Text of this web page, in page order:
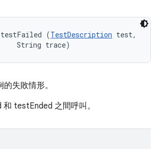
(TestDescription test,
String trace)
失敗情形。
testEnded 之間呼叫。